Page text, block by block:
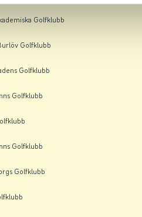
Golfklubb
Golfklubb
Golfklubb
Golfklubb
Golfklubb
Golfklubb